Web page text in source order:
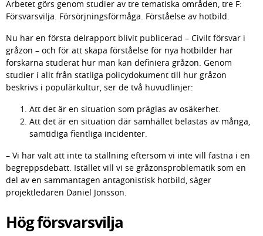
Arbetet görs genom studier av tre tematiska områden, tre F:
Försvarsvilja. Försörjningsförmåga. Förståelse av hotbild.
Nu har en första delrapport blivit publicerad – Civilt försvar i
gråzon – och för att skapa förståelse för nya hotbilder har
forskarna studerat hur man kan definiera gråzon. Genom
studier i allt från statliga policydokument till hur gråzon
beskrivs i populärkultur, ser de två huvudlinjer:
Att det är en situation som präglas av osäkerhet.
Att det är en situation där samhället belastas av många,
samtidiga fientliga incidenter.
– Vi har valt att inte ta ställning eftersom vi inte vill fastna i en
begreppsdebatt. Istället vill vi se gråzonsproblematik som en
del av en sammantagen antagonistisk hotbild, säger
projektledaren Daniel Jonsson.
Hög försvarsvilja